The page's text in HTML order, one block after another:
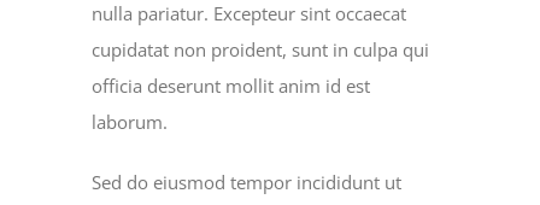
nulla pariatur. Excepteur sint occaecat
cupidatat non proident, sunt in culpa qui
officia deserunt mollit anim id est
laborum.
Sed do eiusmod tempor incididunt ut